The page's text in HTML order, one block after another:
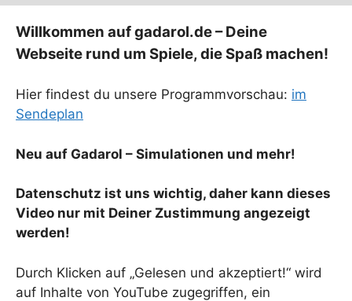
Willkommen auf gadarol.de – Deine
Webseite rund um Spiele, die Spaß machen!
Hier findest du unsere Programmvorschau: im
Sendeplan
Neu auf Gadarol – Simulationen und mehr!
Datenschutz ist uns wichtig, daher kann dieses
Video nur mit Deiner Zustimmung angezeigt
werden!
Durch Klicken auf „Gelesen und akzeptiert!“ wird
auf Inhalte von YouTube zugegriffen, ein